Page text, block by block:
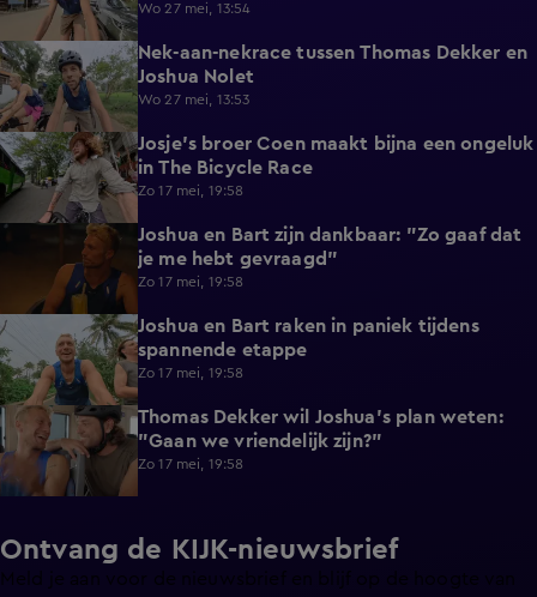
Wo 27 mei, 13:54
1:01
Nek-aan-nekrace tussen Thomas Dekker en
Joshua Nolet
Wo 27 mei, 13:53
0:23
Josje's broer Coen maakt bijna een ongeluk
in The Bicycle Race
Zo 17 mei, 19:58
Joshua en Bart zijn dankbaar: "Zo gaaf dat
je me hebt gevraagd"
Zo 17 mei, 19:58
5:00
Joshua en Bart raken in paniek tijdens
spannende etappe
Zo 17 mei, 19:58
0:47
Thomas Dekker wil Joshua's plan weten:
"Gaan we vriendelijk zijn?"
Zo 17 mei, 19:58
Ontvang de KIJK-nieuwsbrief
Meld je aan voor de nieuwsbrief en blijf op de hoogte van